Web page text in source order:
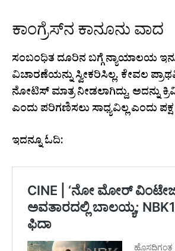
ಕಾಂಗ್ರೆಸ್‌ನ ಕಾನೂನು ವಾದ
ಸಂಬಂಧಿತ ದೂರಿನ ಬಗ್ಗೆ ನ್ಯಾಯಾಲಯ
ವಿಚಾರಣೆಯನ್ನು ಸ್ವೀಕರಿಸಿಲ್ಲ. ಕೇವಲ
ನೋಟಿಸ್ ಮಾತ್ರ ನೀಡಲಾಗಿದ್ದು, ಅದನ್ನು
ಎಂದು ಪರಿಗಣಿಸಲು ಸಾಧ್ಯವಿಲ್ಲ ಎಂದು
ಇದನ್ನೂ ಓದಿ: